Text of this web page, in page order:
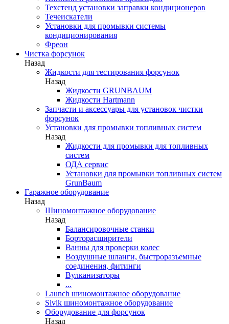
Техстенд установки заправки кондиционеров
Течеискатели
Установки для промывки системы
кондиционирования
Фреон
Чистка форсунок
Назад
Жидкости для тестирования форсунок
Назад
Жидкости GRUNBAUM
Жидкости Hartmann
Запчасти и аксессуары для установок чистки
форсунок
Установки для промывки топливных систем
Назад
Жидкости для промывки для топливных
систем
ОДА сервис
Установки для промывки топливных систем
GrunBaum
Гаражное оборудование
Назад
Шиномонтажное оборудование
Назад
Балансировочные станки
Борторасширители
Ванны для проверки колес
Воздушные шланги, быстроразъемные
соединения, фитинги
Вулканизаторы
...
Launch шиномонтажное оборудование
Sivik шиномонтажное оборудование
Оборудование для форсунок
Назад